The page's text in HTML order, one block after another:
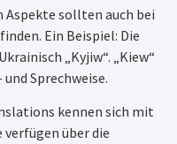
Aspekte sollten auch bei
Ein Beispiel: Die
„Kyjiw“. „Kiew“
Sprechweise.
kennen sich mit
verfügen über die